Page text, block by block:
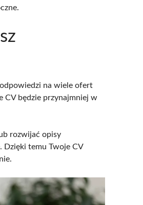
na wiele ofert
CV będzie przynajmniej w
rozwijać opisy
Dzięki temu Twoje CV